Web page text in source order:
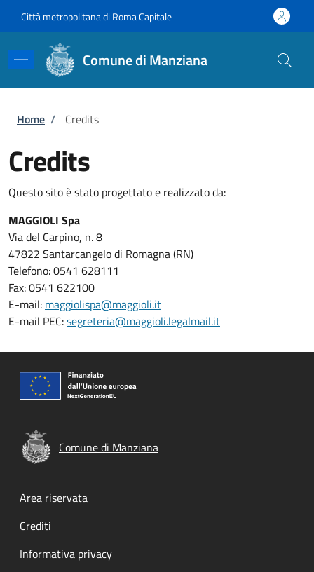
Città metropolitana di Roma Capitale
Comune di Manziana
Briciole di pane
Home / Credits
Credits
Questo sito è stato progettato e realizzato da:
MAGGIOLI Spa
Via del Carpino, n. 8
47822 Santarcangelo di Romagna (RN)
Telefono: 0541 628111
Fax: 0541 622100
E-mail: maggiolispa@maggioli.it
E-mail PEC:segreteria@maggioli.legalmail.it
Comune di Manziana
Footer menu
Area riservata
Crediti
Informativa privacy